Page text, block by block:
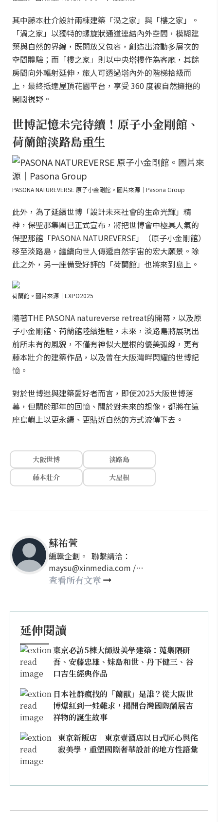
其中藤本壯介設計兩棟建築「渦之家」與「樓之家」。
「渦之家」以獨特的螺旋狀通道連結內外空間，模糊建
築與自然的界線，既開放又包容，創造出流動多層次的
空間體驗；而「樓之家」則以中央塔樓作為客廳，其餘
房間向外輻射延伸，旅人可透過塔內外的階梯拾級而
上，最終抵達屋頂花園平台，享受 360 度被自然擁抱的
開闊視野。
世博記憶未完待續！原子小金剛館、
荷蘭館淡路島重生
PASONA NATUREVERSE 原子小金剛館。圖片來源｜Pasona Group
此外，為了延續世博「設計未來社會的生命光輝」精
神，保聖那集團已正式宣布，將把世博會中極具人氣的
保聖那館「PASONA NATUREVERSE」（原子小金剛館）
移至淡路島，繼續向世人傳遞自然宇宙的宏大願景。除
此之外，另一座備受好評的「荷蘭館」也將來到島上。
荷蘭館。圖片來源｜EXPO2025
隨著THE PASONA natureverse retreat的開幕，以及原
子小金剛館、荷蘭館陸續進駐，未來，淡路島將展現出
前所未有的風貌，不僅有神似大屋根的優美弧線，更有
藤本壯介的建築作品，以及曾在大阪灣畔閃耀的世博記
憶。
對於世博迷與建築愛好者而言，即使2025大阪世博落
幕，但關於那年的回憶、關於對未來的想像，都將在這
座島嶼上以更永續、更貼近自然的方式流傳下去。
大阪世博
淡路島
藤本壯介
大屋根
蘇祐萱
編輯企劃。 聯繫請洽：
maysu@xinmedia.com /
may860527@gmail.com
查看所有文章
延伸閱讀
東京必訪5棟大師級美學建築：蒐集隈研
吾、安藤忠雄、妹島和世、丹下健三、谷
口吉生經典作品
日本社群瘋找的「蘭獸」是誰？從大阪世
博爆紅到一娃難求，揭開台灣國際蘭展吉
祥物的誕生故事
東京新飯店｜東京壹酒店以日式匠心與侘
寂美學，重塑國際奢華設計的地方性語彙